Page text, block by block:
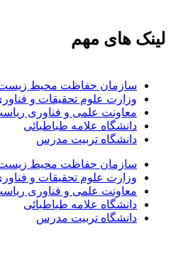
لینک های مهم
سازمان حفاظت محیط
وزارت علوم تحقیقات و
معاونت علمی و فناوری
دانشگاه علامه طباطبائی
دانشگاه تربیت مدرس
سازمان حفاظت محیط
وزارت علوم تحقیقات و
معاونت علمی و فناوری
دانشگاه علامه طباطبائی
دانشگاه تربیت مدرس